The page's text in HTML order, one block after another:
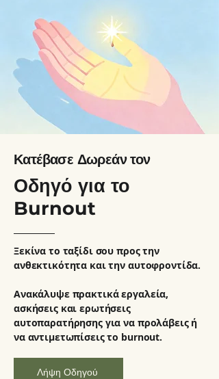
Κατέβασε Δωρεάν τον
Οδηγό για το
Burnout
Ξεκίνα το ταξίδι σου προς την
ανθεκτικότητα και την αυτοφροντίδα.
Ανακάλυψε πρακτικά εργαλεία,
ασκήσεις και ερωτήσεις
αυτοπαρατήρησης για να προλάβεις ή
να αντιμετωπίσεις το burnout.
Λήψη Οδηγού